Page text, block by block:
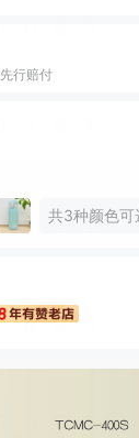
先行赔付
共3种颜色可